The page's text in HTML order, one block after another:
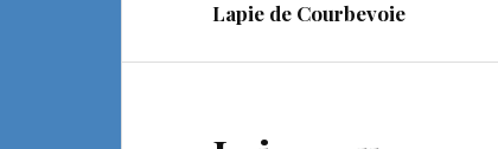
Lapie de Courbevoie